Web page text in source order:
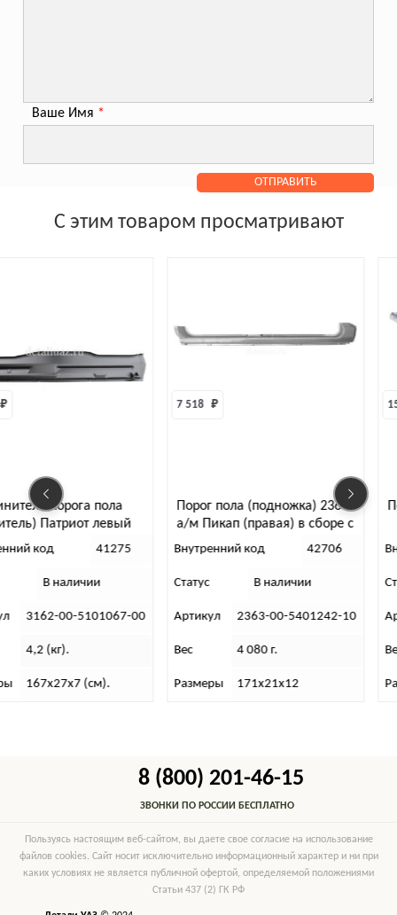
Ваше Имя *
С этим товаром просматривают
00
Порог пола (подножка) 2363
а/м Пикап (правая) в сборе с
кронштейном
Внутренний код 42706
Статус В наличии
Артикул 2363-00-5401242-10
Вес
Размеры 171х21х12
Порог пола УАЗ 469
Внутренний код
Статус В
Артикул 3151-06-
Вес
Размеры 135х22х15
8 (800) 201-46-15
ЗВОНКИ ПО РОССИИ БЕСПЛАТНО
Пользуясь настоящим веб-сайтом, вы даете свое согласие на использование
файлов cookies. Сайт носит исключительно информационный характер и ни при
каких условиях не является публичной офертой, определяемой положениями
Статьи 437 (2) ГК РФ